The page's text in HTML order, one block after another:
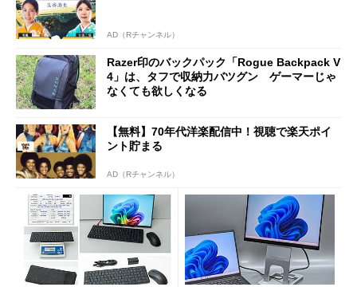
AD（Rチャンネル）
Razer印のバックパック「Rogue Backpack V
4」は、タフで収納力バツグン ゲーマーじゃ
なくても欲しくなる
【無料】70年代洋楽配信中！視聴で楽天ポイ
ント貯まる
AD（Rチャンネル）